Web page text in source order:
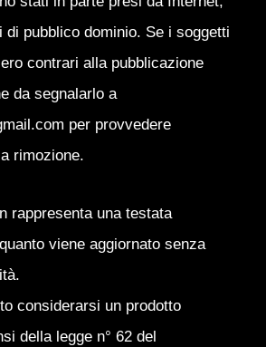
di pubblico dominio. Se i soggetti
contrari alla pubblicazione
da segnalarlo a
per provvedere
rimozione.
rappresenta una testata
viene aggiornato senza
considerarsi un prodotto
della legge n° 62 del